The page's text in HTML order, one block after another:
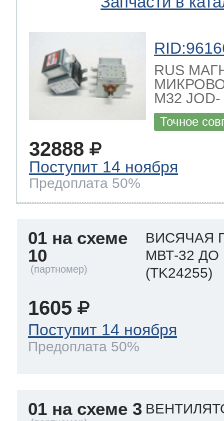
RUS
M32
Точное
32888
Поступит 14 ноября
Предоплата 50%
01 на схеме
10
ВИСЯЧАЯ
МВТ-32 ДО
(TK24255)
1605
Поступит 14 ноября
Предоплата 50%
01 на схеме 3